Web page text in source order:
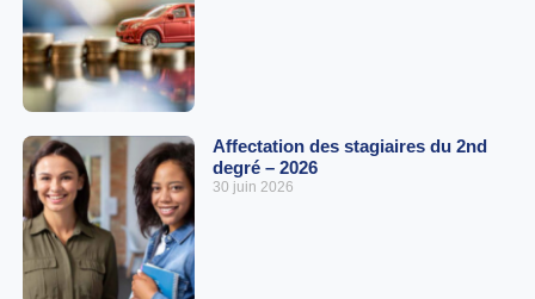
Affectation des stagiaires du 2nd
degré – 2026
30 juin 2026